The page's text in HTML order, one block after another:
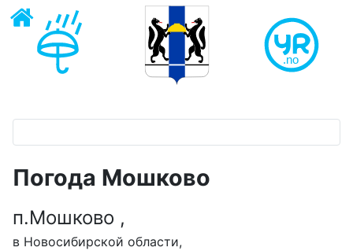
Погода Мошково ‎
п.Мошково ‎,
в Новосибирской области,